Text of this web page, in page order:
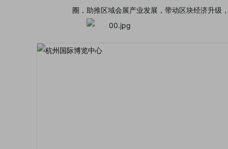
圈，助推区域会展产业发展，带动区块经济升级